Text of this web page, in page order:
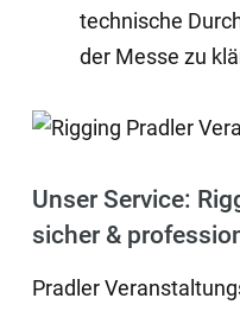
technische
der Messe zu
Unser Service:
sicher &
Pradler